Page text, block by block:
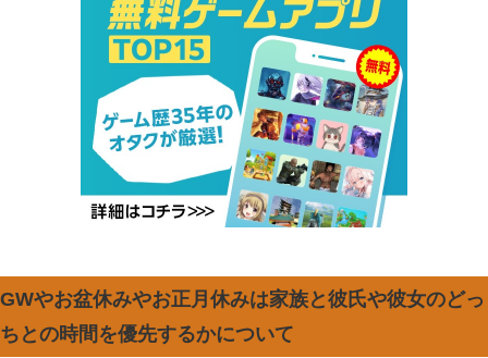
GWやお盆休みやお正月休みは家族と彼氏や彼女のどっ
ちとの時間を優先するかについて